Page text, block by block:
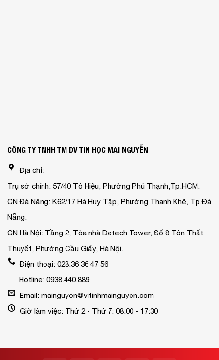
CÔNG TY TNHH TM DV TIN HỌC MAI NGUYỄN
Địa chỉ:
Trụ sở chính: 57/40 Tô Hiệu, Phường Phú Thạnh,Tp.HCM.
CN Đà Nẵng: K62/17 Hà Huy Tập, Phường Thanh Khê, Tp.Đà
Nẵng.
CN Hà Nội: Tầng 2, Tòa nhà Detech Tower, Số 8 Tôn Thất
Thuyết, Phường Cầu Giấy, Hà Nội.
Điện thoại: 028.36 36 47 56
Hotline: 0938.440.889
Email: mainguyen@vitinhmainguyen.com
Giờ làm việc: Thứ 2 - Thứ 7: 08:00 - 17:30